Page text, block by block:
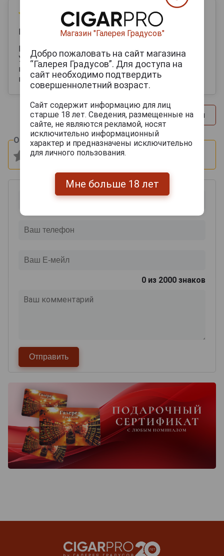
13 апреля 2026
Максим Иванович
Молодой, но насыщенный, пьется легко.
Уступает конечно “старшим собратьям” в плане
возраста, но и цена приемлемая для такой
выдержки
Другие отзывы
Оцените и напишите отзыв:
0 из 2000 знаков
Магазин "Галерея Градусов"
Добро пожаловать на сайт магазина
“Галерея Градусов”. Для доступа на
сайт необходимо подтвердить
совершеннолетний возраст.
Сайт содержит информацию для лиц
старше 18 лет. Сведения, размещенные на
сайте, не являются рекламой, носят
исключительно информационный
характер и предназначены исключительно
для личного пользования.
Мне больше 18 лет